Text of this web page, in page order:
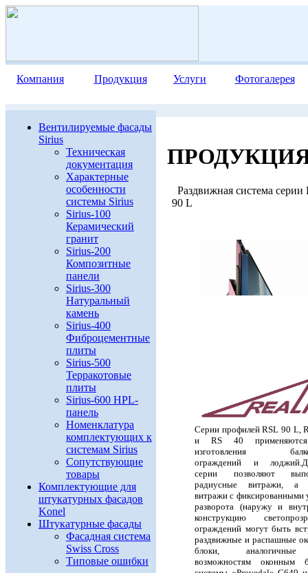
Компания Продукция Услуги Фотогалерея
Вентилируемые фасады
Sirius
Техническая
документация
Характерные
особенности
системы Sirius
Sirius-100
Керамический
гранит
Sirius-200
Композитные
панели
Sirius-300
Натуральный
камень
Sirius-400
Фиброцементные
плиты
Sirius-500
Терракотовые
плиты
Sirius-600 HPL-
панель
Номенклатура
комплектующих к
системам Sirius
Сопутствующие
товары
Комплектующие для
штукатурных фасадов
Konel
Штукатурные фасады
Фасадная система
Swiss Cross
Типовые ошибки
Раздвижная система серии
90 L
Серии профилей RSL 90 L,
и RS 40
изготовления
ограждений и лоджий.
серии позволяют
радиусные витражи, а
витражи с фиксированными
разворота (наружу и
конструкцию
ограждений могут быть
раздвижные и распашные
блоки,
возможностям оконным